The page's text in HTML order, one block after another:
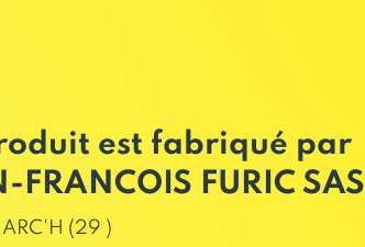
est fabriqué par
FRANCOIS FURIC SAS
(29 )